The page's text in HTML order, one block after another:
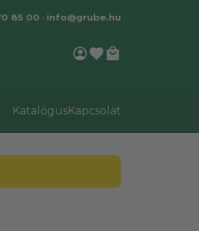
85 00 • info@grube.hu
account_circlefavorite local_mall
KatalógusKapcsolat